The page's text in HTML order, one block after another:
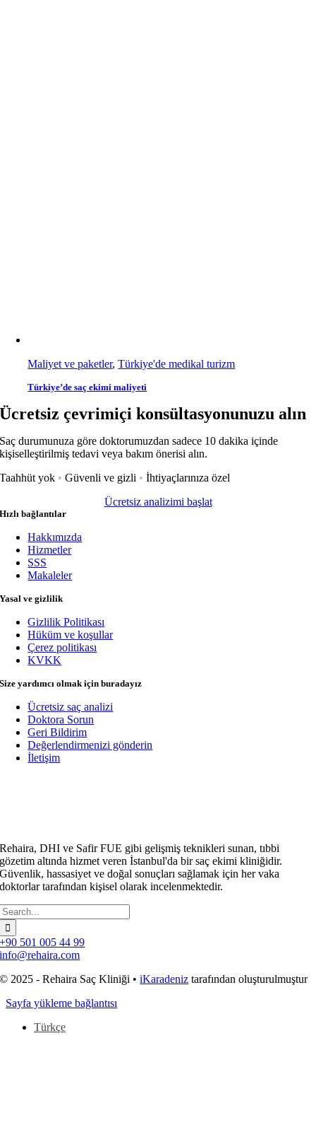
Maliyet ve paketler,Türkiye'de medikal turizm
Türkiye’de saç ekimi maliyeti
Ücretsiz çevrimiçi konsültasyonunuzu alın
Saç durumunuza göre doktorumuzdan sadece 10 dakika içinde
kişiselleştirilmiş tedavi veya bakım önerisi alın.
Taahhüt yok • Güvenli ve gizli • İhtiyaçlarınıza özel
Ücretsiz analizimi başlat
Hızlı bağlantılar
Hakkımızda
Hizmetler
SSS
Makaleler
Yasal ve gizlilik
Gizlilik Politikası
Hüküm ve koşullar
Çerez politikası
KVKK
Size yardımcı olmak için buradayız
Ücretsiz saç analizi
Doktora Sorun
Geri Bildirim
Değerlendirmenizi gönderin
İletişim
Rehaira, DHI ve Safir FUE gibi gelişmiş teknikleri sunan, tıbbi
gözetim altında hizmet veren İstanbul'da bir saç ekimi kliniğidir.
Güvenlik, hassasiyet ve doğal sonuçları sağlamak için her vaka
doktorlar tarafından kişisel olarak incelenmektedir.
+90 501 005 44 99
info@rehaira.com
© 2025 - Rehaira Saç Kliniği •iKaradeniz tarafından oluşturulmuştur
Sayfa yükleme bağlantısı
Türkçe